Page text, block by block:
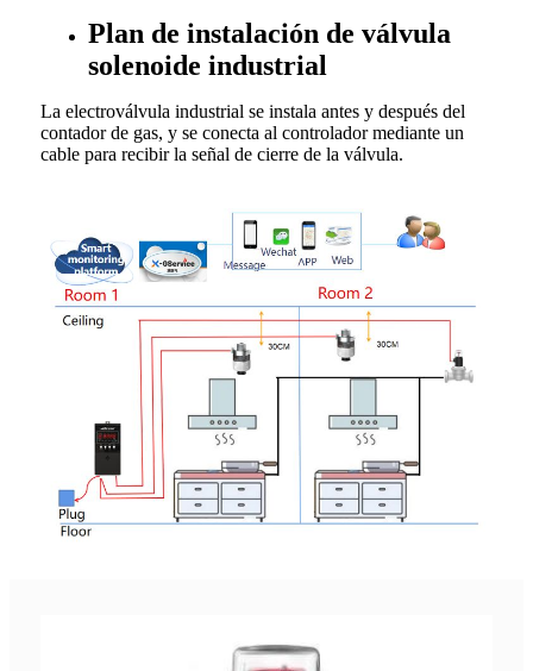
Plan de instalación de válvula
solenoide industrial
La electroválvula industrial se instala antes y después del
contador de gas, y se conecta al controlador mediante un
cable para recibir la señal de cierre de la válvula.